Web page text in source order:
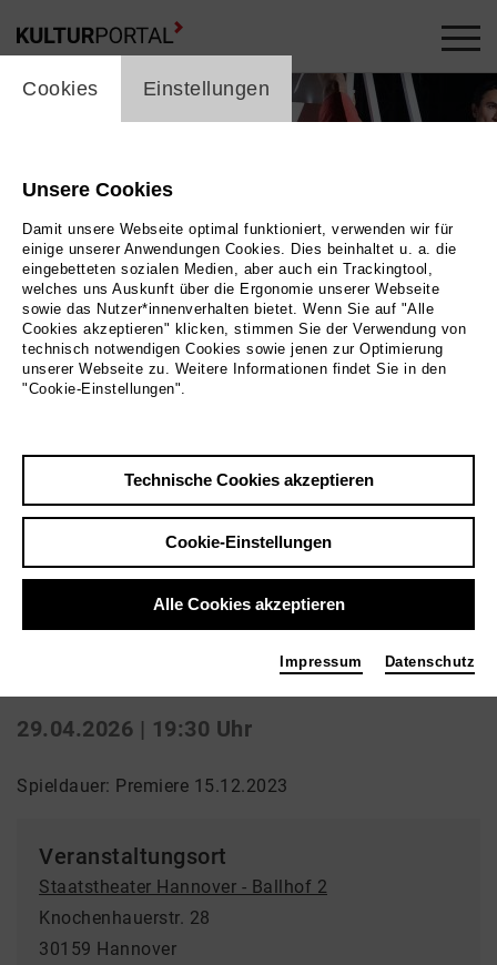
Zurück|Übersicht
Drama | Schauspiel
Blutbuch
Staatstheater Hannover - Ballhof 2
29.04.2026 | 19:30 Uhr
Spieldauer: Premiere 15.12.2023
Veranstaltungsort
Staatstheater Hannover - Ballhof 2
Knochenhauerstr. 28
30159 Hannover
cookie_layer
Cookies Einstellungen
Unsere Cookies
Damit unsere Webseite optimal funktioniert, verwenden wir für
einige unserer Anwendungen Cookies. Dies beinhaltet u. a. die
eingebetteten sozialen Medien, aber auch ein Trackingtool,
welches uns Auskunft über die Ergonomie unserer Webseite
sowie das Nutzer*innenverhalten bietet. Wenn Sie auf "Alle
Cookies akzeptieren" klicken, stimmen Sie der Verwendung von
technisch notwendigen Cookies sowie jenen zur Optimierung
unserer Webseite zu. Weitere Informationen findet Sie in den
"Cookie-Einstellungen".
Technische Cookies akzeptieren
Cookie-Einstellungen
Alle Cookies akzeptieren
Impressum Datenschutz